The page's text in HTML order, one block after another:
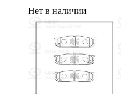
Нет в наличии